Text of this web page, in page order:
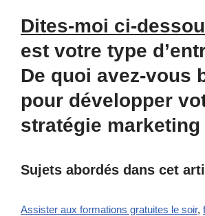
Dites-moi ci-
est votre type
De quoi avez-vous
pour développer
stratégie marketing
Sujets abordés dans cet
Assister aux formations gratuites le soir,